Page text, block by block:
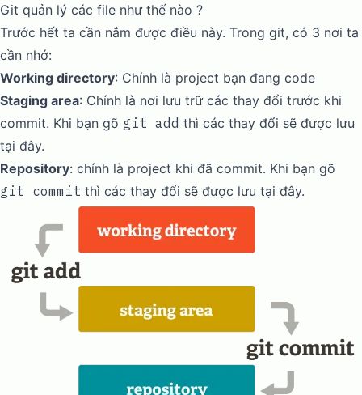
Git quản lý các file như thế nào ?
Trước hết ta cần nắm được điều này. Trong git, có 3 nơi ta
cần nhớ:
Working directory: Chính là project bạn đang code
Staging area: Chính là nơi lưu trữ các thay đổi trước khi
commit. Khi bạn gõ git add thì các thay đổi sẽ được lưu
tại đây.
Repository: chính là project khi đã commit. Khi bạn gõ
git commit thì các thay đổi sẽ được lưu tại đây.